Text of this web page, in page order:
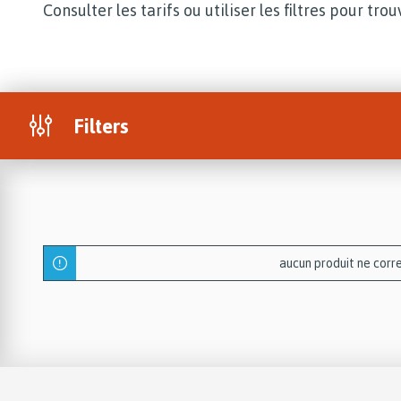
Consulter les tarifs ou utiliser les filtres pour
Filters
aucun produit ne